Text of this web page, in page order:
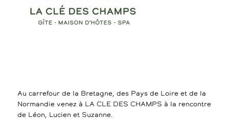
Au carrefour de la Bretagne, des Pays de Loire et de la
Normandie venez à LA CLE DES CHAMPS à la rencontre
de Léon, Lucien et Suzanne.